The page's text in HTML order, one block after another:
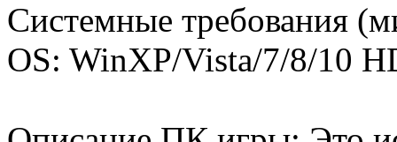
Системные требования
OS: WinXP/Vista/7/8/10